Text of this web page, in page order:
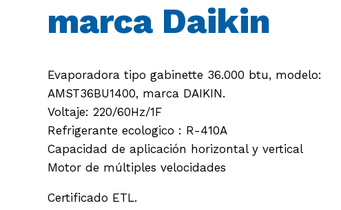
marca Daikin
Evaporadora tipo gabinette 36.000 btu, modelo:
AMST36BU1400, marca DAIKIN.
Voltaje: 220/60Hz/1F
Refrigerante ecologico : R-410A
Capacidad de aplicación horizontal y vertical
Motor de múltiples velocidades
Certificado ETL.